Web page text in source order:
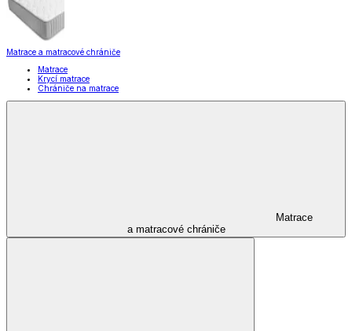
Matrace a matracové chrániče
Matrace
Krycí matrace
Chrániče na matrace
Matrace
a matracové chrániče